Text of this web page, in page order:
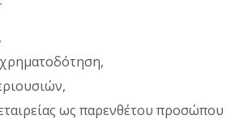
ως παρενθέτου προσώπου